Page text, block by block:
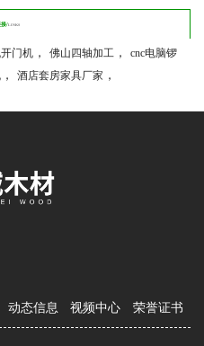
接/LINKS
门机 ， 佛山四轴加工 ， cnc电脑锣
， 酒店套房家具厂家 ，
动态信息 视频中心 荣誉证书